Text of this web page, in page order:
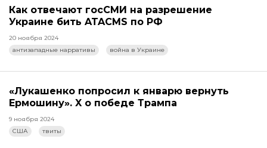
Как отвечают госСМИ на разрешение
Украине бить ATACMS по РФ
20 ноября 2024
антизападные нарративы
война в Украине
«Лукашенко попросил к январю вернуть
Ермошину». X о победе Трампа
9 ноября 2024
США
твиты